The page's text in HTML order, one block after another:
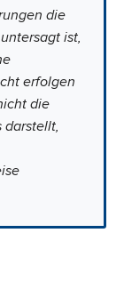
die
ist,
erfolgen
die
darstellt,